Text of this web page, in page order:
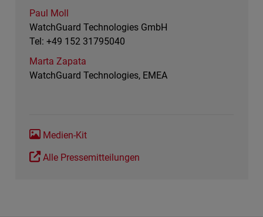
Paul Moll
WatchGuard Technologies GmbH
Tel: +49 152 31795040
Marta Zapata
WatchGuard Technologies, EMEA
Medien-Kit
Alle Pressemitteilungen